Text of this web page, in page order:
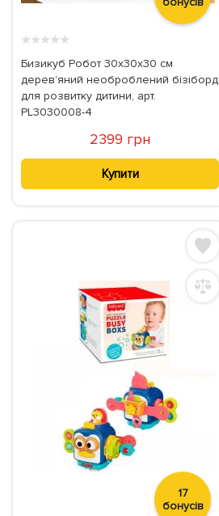
★★★★★
Бизикуб Робот 30x30x30 см
дерев'яний необроблений бізіборд
для розвитку дитини, арт.
PL3030008-4
2399 грн
Купити
17
бонусів